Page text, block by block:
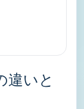
違いと